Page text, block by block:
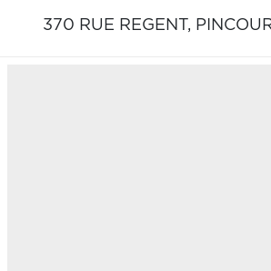
370 RUE REGENT,